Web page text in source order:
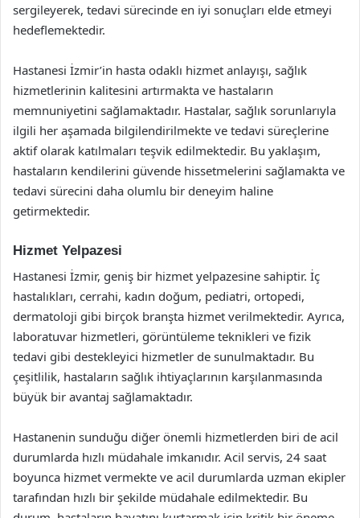
sergileyerek, tedavi sürecinde en iyi sonuçları elde etmeyi
hedeflemektedir.
Hastanesi İzmir’in hasta odaklı hizmet anlayışı, sağlık
hizmetlerinin kalitesini artırmakta ve hastaların
memnuniyetini sağlamaktadır. Hastalar, sağlık sorunlarıyla
ilgili her aşamada bilgilendirilmekte ve tedavi süreçlerine
aktif olarak katılmaları teşvik edilmektedir. Bu yaklaşım,
hastaların kendilerini güvende hissetmelerini sağlamakta ve
tedavi sürecini daha olumlu bir deneyim haline
getirmektedir.
Hizmet Yelpazesi
Hastanesi İzmir, geniş bir hizmet yelpazesine sahiptir. İç
hastalıkları, cerrahi, kadın doğum, pediatri, ortopedi,
dermatoloji gibi birçok branşta hizmet verilmektedir. Ayrıca,
laboratuvar hizmetleri, görüntüleme teknikleri ve fizik
tedavi gibi destekleyici hizmetler de sunulmaktadır. Bu
çeşitlilik, hastaların sağlık ihtiyaçlarının karşılanmasında
büyük bir avantaj sağlamaktadır.
Hastanenin sunduğu diğer önemli hizmetlerden biri de acil
durumlarda hızlı müdahale imkanıdır. Acil servis, 24 saat
boyunca hizmet vermekte ve acil durumlarda uzman ekipler
tarafından hızlı bir şekilde müdahale edilmektedir. Bu